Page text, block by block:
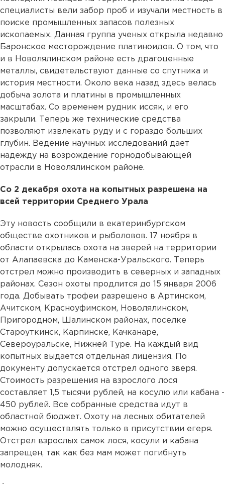
специалисты вели забор проб и изучали местность в
поиске промышленных запасов полезных
ископаемых. Данная группа ученых открыла недавно
Баронское месторождение платиноидов. О том, что
и в Новолялинском районе есть драгоценные
металлы, свидетельствуют данные со спутника и
история местности. Около века назад здесь велась
добыча золота и платины в промышленных
масштабах. Со временем рудник иссяк, и его
закрыли. Теперь же технические средства
позволяют извлекать руду и с гораздо больших
глубин. Ведение научных исследований дает
надежду на возрождение горнодобывающей
отрасли в Новолялинском районе.
Со 2 декабря охота на копытных разрешена на
всей территории Среднего Урала
Эту новость сообщили в екатеринбургском
обществе охотников и рыболовов. 17 ноября в
области открылась охота на зверей на территории
от Алапаевска до Каменска-Уральского. Теперь
отстрел можно производить в северных и западных
районах. Сезон охоты продлится до 15 января 2006
года. Добывать трофеи разрешено в Артинском,
Ачитском, Красноуфимском, Новолялинском,
Пригородном, Шалинском районах, поселке
Староуткинск, Карпинске, Качканаре,
Североуральске, Нижней Туре. На каждый вид
копытных выдается отдельная лицензия. По
документу допускается отстрел одного зверя.
Стоимость разрешения на взрослого лося
составляет 1,5 тысячи рублей, на косулю или кабана -
450 рублей. Все собранные средства идут в
областной бюджет. Охоту на лесных обитателей
можно осуществлять только в присутствии егеря.
Отстрел взрослых самок лося, косули и кабана
запрещен, так как без мам может погибнуть
молодняк.